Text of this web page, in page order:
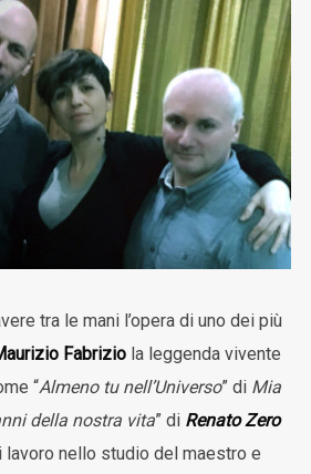
tra le mani l’opera di uno dei più
Fabriziola leggenda vivente
“Almeno tu nell’Universo” di Mia
della nostra vita” di Renato Zero
nello studio del maestro e